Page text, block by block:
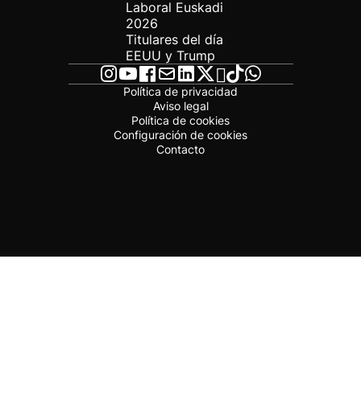
Laboral Euskadi
2026
Titulares del día
EEUU y Trump
Política de privacidad
Aviso legal
Política de cookies
Configuración de cookies
Contacto